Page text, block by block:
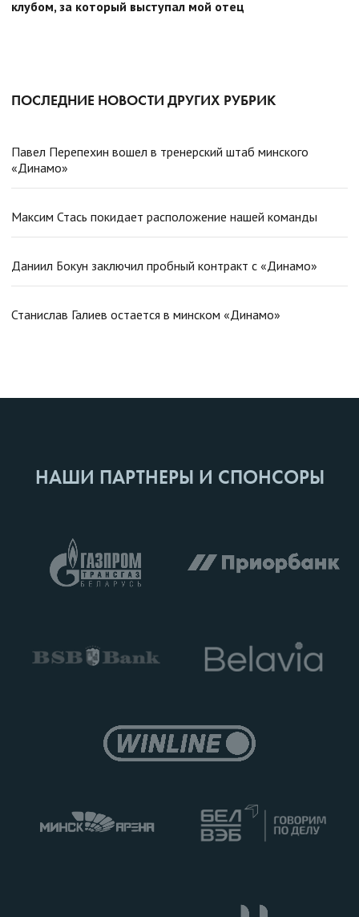
клубом, за который выступал мой отец
ПОСЛЕДНИЕ НОВОСТИ ДРУГИХ РУБРИК
Павел Перепехин вошел в тренерский штаб минского
«Динамо»
Максим Стась покидает расположение нашей команды
Даниил Бокун заключил пробный контракт с «Динамо»
Станислав Галиев остается в минском «Динамо»
НАШИ ПАРТНЕРЫ И СПОНСОРЫ